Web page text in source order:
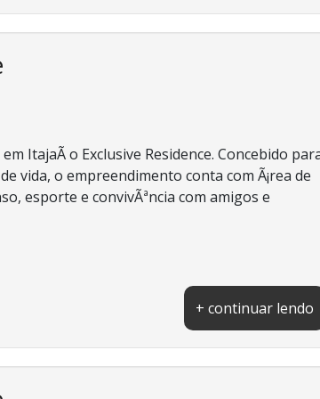
ItajaÃ­ o Exclusive Residence. Concebido
vida, o empreendimento conta com Ã¡rea de
esporte e convivÃªncia com amigos e
+ continuar lendo